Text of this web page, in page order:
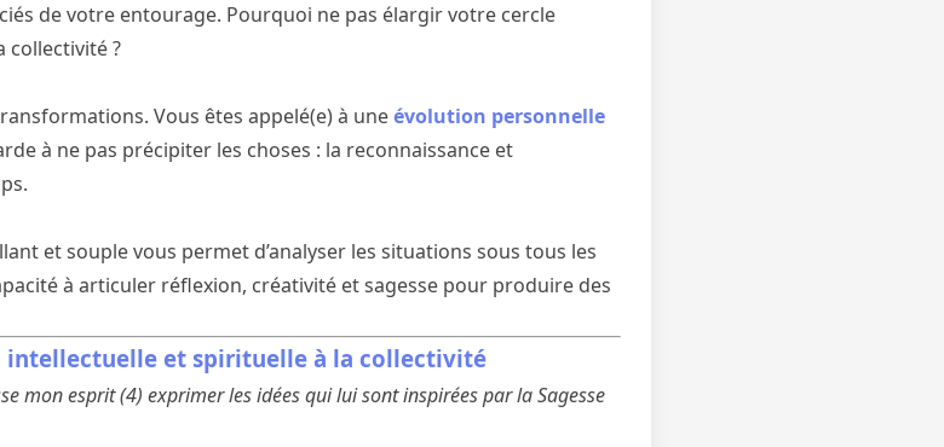
de votre entourage. Pourquoi ne pas élargir votre cercle
collectivité ?
Vous êtes appelé(e) à uneévolution personnelle
à ne pas précipiter les choses : la reconnaissance et
et souple vous permet d’analyser les situations sous tous les
à articuler réflexion, créativité et sagesse pour produire des
et spirituelle à la collectivité
mon esprit (4) exprimer les idées qui lui sont inspirées par la Sagesse